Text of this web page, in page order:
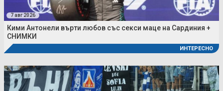
7 авг 2026
Кими Антонели върти любов със секси маце на Сардиния +
СНИМКИ
ИНТЕРЕСНО